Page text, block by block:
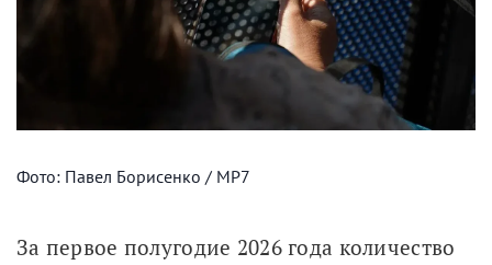
Фото: Павел Борисенко / МР7
За первое полугодие 2026 года количество